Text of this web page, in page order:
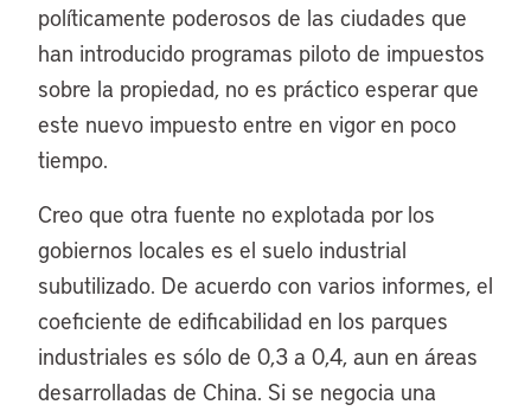
políticamente poderosos de las ciudades que
han introducido programas piloto de impuestos
sobre la propiedad, no es práctico esperar que
este nuevo impuesto entre en vigor en poco
tiempo.
Creo que otra fuente no explotada por los
gobiernos locales es el suelo industrial
subutilizado. De acuerdo con varios informes, el
coeficiente de edificabilidad en los parques
industriales es sólo de 0,3 a 0,4, aun en áreas
desarrolladas de China. Si se negocia una